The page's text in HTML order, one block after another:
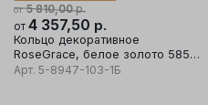
от 5 810,00р.
от 4 357,50 р.
Кольцо декоративное
RoseGrace, белое золото 585
проба
Арт. 5-8947-103-1Б